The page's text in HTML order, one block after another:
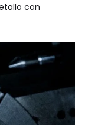
con